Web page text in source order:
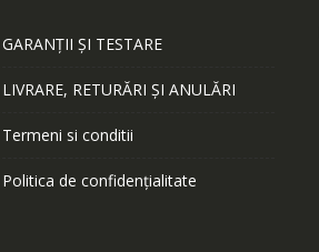
GARANȚII ȘI TESTARE
LIVRARE, RETURĂRI ȘI ANULĂRI
Termeni si conditii
Politica de confidențialitate